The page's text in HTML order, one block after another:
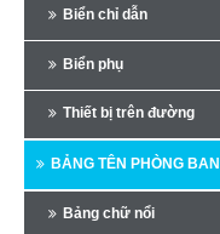
Biển chỉ dẫn
Biển phụ
Thiết bị trên đường
BẢNG TÊN PHÒNG BAN
Bảng chữ nổi